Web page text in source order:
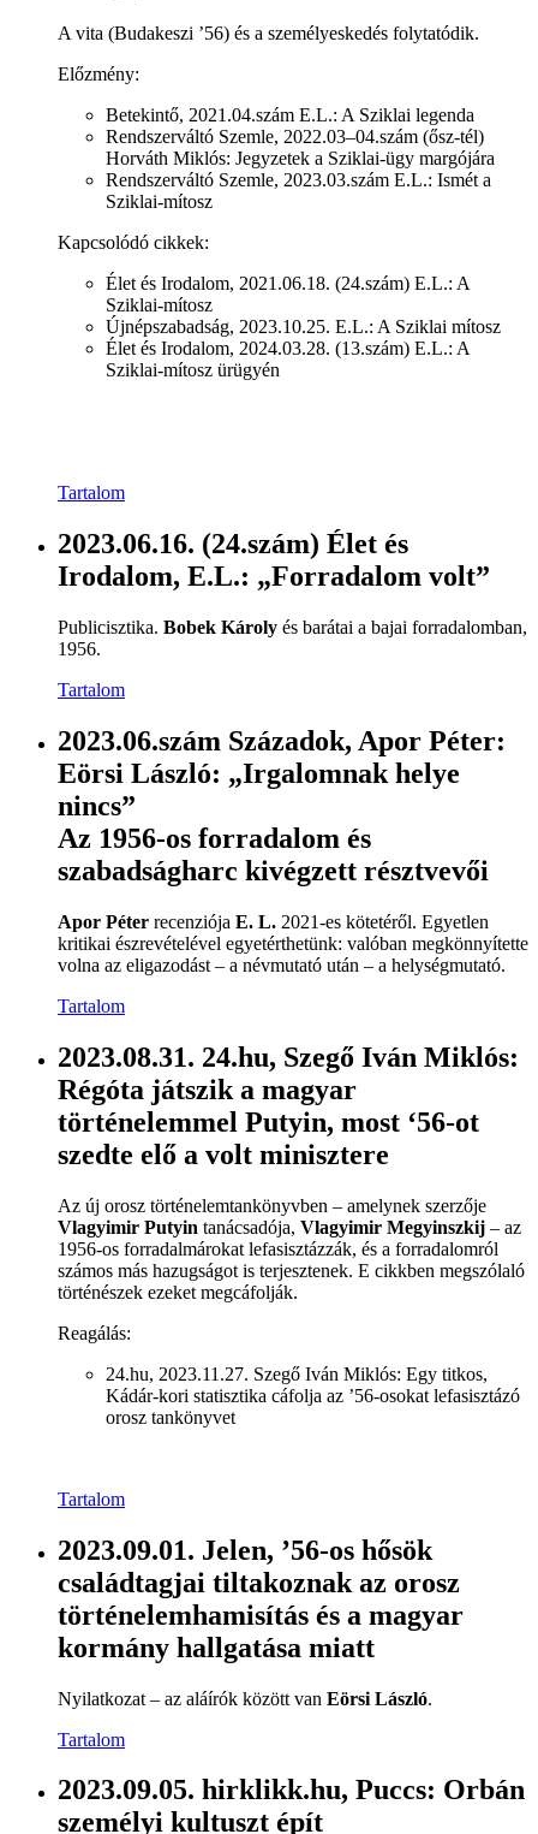
A vita (Budakeszi ’56) és a személyeskedés folytatódik.
Előzmény:
Betekintő, 2021.04.szám E.L.: A Sziklai legenda
Rendszerváltó Szemle, 2022.03–04.szám (ősz-tél)
Horváth Miklós: Jegyzetek a Sziklai-ügy margójára
Rendszerváltó Szemle, 2023.03.szám E.L.: Ismét a
Sziklai-mítosz
Kapcsolódó cikkek:
Élet és Irodalom, 2021.06.18. (24.szám) E.L.: A
Sziklai-mítosz
Újnépszabadság, 2023.10.25. E.L.: A Sziklai mítosz
Élet és Irodalom, 2024.03.28. (13.szám) E.L.: A
Sziklai-mítosz ürügyén
Tartalom
2023.06.16. (24.szám) Élet és
Irodalom, E.L.: „Forradalom volt”
Publicisztika. Bobek Károly és barátai a bajai forradalomban,
1956.
Tartalom
2023.06.szám Századok, Apor Péter:
Eörsi László: „Irgalomnak helye
nincs”
Az 1956-os forradalom és
szabadságharc kivégzett résztvevői
Apor Péter recenziója E. L. 2021-es kötetéről. Egyetlen
kritikai észrevételével egyetérthetünk: valóban megkönnyítette
volna az eligazodást – a névmutató után – a helységmutató.
Tartalom
2023.08.31. 24.hu, Szegő Iván Miklós:
Régóta játszik a magyar
történelemmel Putyin, most ‘56-ot
szedte elő a volt minisztere
Az új orosz történelemtankönyvben – amelynek szerzője
Vlagyimir Putyin tanácsadója, Vlagyimir Megyinszkij – az
1956-os forradalmárokat lefasisztázzák, és a forradalomról
számos más hazugságot is terjesztenek. E cikkben megszólaló
történészek ezeket megcáfolják.
Reagálás:
24.hu, 2023.11.27. Szegő Iván Miklós: Egy titkos,
Kádár-kori statisztika cáfolja az ’56-osokat lefasisztázó
orosz tankönyvet
Tartalom
2023.09.01. Jelen, ’56-os hősök
családtagjai tiltakoznak az orosz
történelemhamisítás és a magyar
kormány hallgatása miatt
Nyilatkozat – az aláírók között van Eörsi László.
Tartalom
2023.09.05. hirklikk.hu, Puccs: Orbán
személyi kultuszt épít